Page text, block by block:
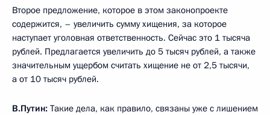
Второе предложение, которое в этом законопроекте
содержится, – увеличить сумму хищения, за которое
наступает уголовная ответственность. Сейчас это 1 тысяча
рублей. Предлагается увеличить до 5 тысяч рублей, а также
значительным ущербом считать хищение не от 2,5 тысячи,
а от 10 тысяч рублей.
В.Путин: Такие дела, как правило, связаны уже с лишением